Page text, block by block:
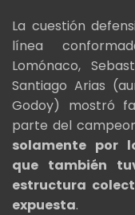
La cuestión
línea
Lomónaco,
Santiago Arias
Godoy) mostró
parte del
solamente por
que también
estructura
expuesta.